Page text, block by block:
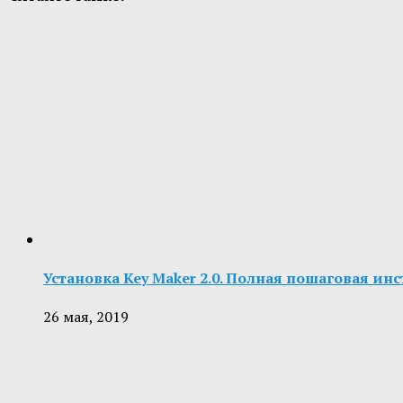
Установка Key Maker 2.0. Полная пошаговая
26 мая, 2019